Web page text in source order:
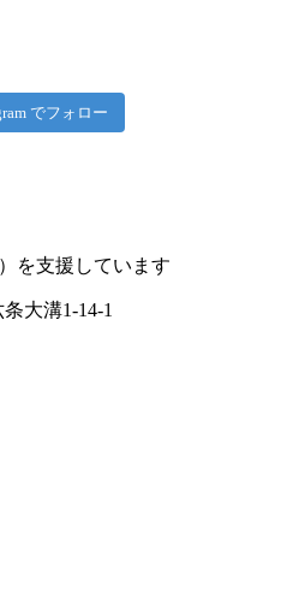
でフォロー
を支援しています
大溝1-14-1